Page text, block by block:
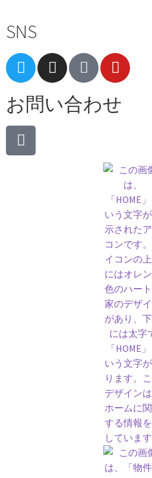
SNS
お問い合わせ